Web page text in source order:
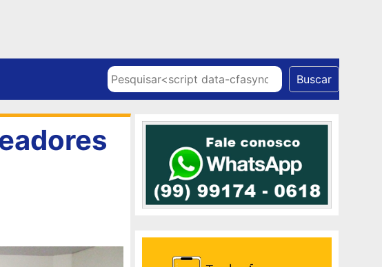
Pesquisar Buscar